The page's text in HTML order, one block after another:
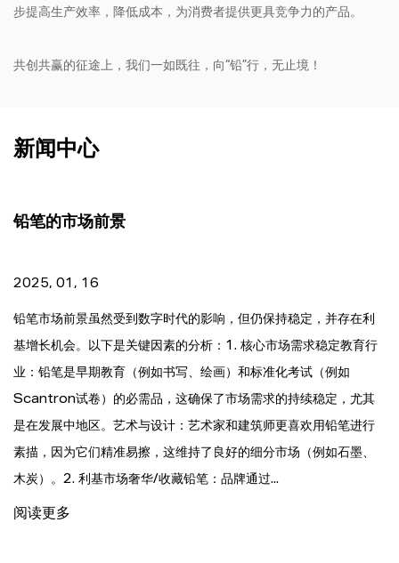
步提高生产效率，降低成本，为消费者提供更具竞争力的产品。
共创共赢的征途上，我们一如既往，向“铅”行，无止境！
新闻中心
铅笔的市场前景
2025, 01, 16
铅笔市场前景虽然受到数字时代的影响，但仍保持稳定，并存在利
基增长机会。以下是关键因素的分析：1. 核心市场需求稳定教育行
业：铅笔是早期教育（例如书写、绘画）和标准化考试（例如
Scantron试卷）的必需品，这确保了市场需求的持续稳定，尤其
是在发展中地区。艺术与设计：艺术家和建筑师更喜欢用铅笔进行
素描，因为它们精准易擦，这维持了良好的细分市场（例如石墨、
木炭）。2. 利基市场奢华/收藏铅笔：品牌通过...
阅读更多